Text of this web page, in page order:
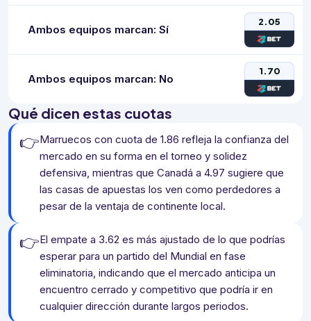
Ambos equipos marcan: Sí
2.05
Ambos equipos marcan: No
1.70
Qué dicen estas cuotas
👉Marruecos con cuota de 1.86 refleja la confianza del
mercado en su forma en el torneo y solidez
defensiva, mientras que Canadá a 4.97 sugiere que
las casas de apuestas los ven como perdedores a
pesar de la ventaja de continente local.
👉El empate a 3.62 es más ajustado de lo que podrías
esperar para un partido del Mundial en fase
eliminatoria, indicando que el mercado anticipa un
encuentro cerrado y competitivo que podría ir en
cualquier dirección durante largos periodos.